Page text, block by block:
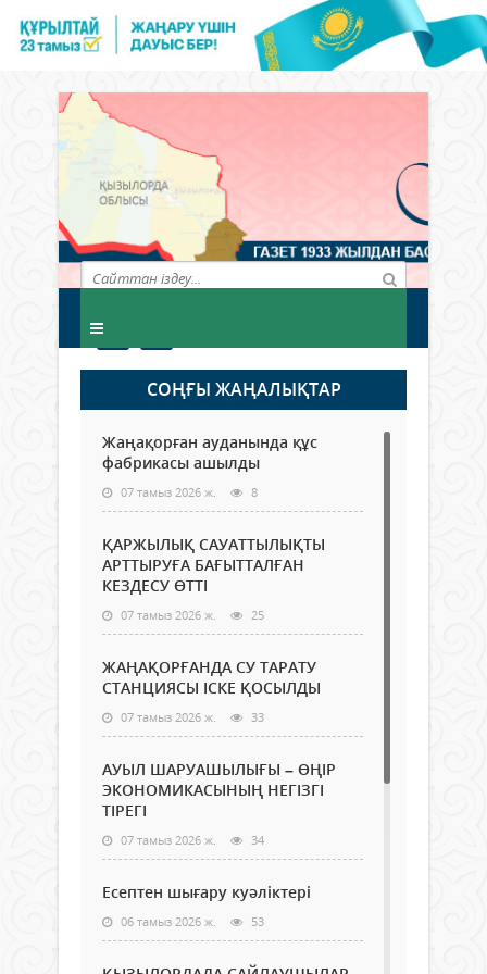
СОҢҒЫ ЖАҢАЛЫҚТАР
Жаңақорған ауданында құс
фабрикасы ашылды
07 тамыз 2026 ж. 8
ҚАРЖЫЛЫҚ САУАТТЫЛЫҚТЫ
АРТТЫРУҒА БАҒЫТТАЛҒАН
КЕЗДЕСУ ӨТТІ
07 тамыз 2026 ж. 25
ЖАҢАҚОРҒАНДА СУ ТАРАТУ
СТАНЦИЯСЫ ІСКЕ ҚОСЫЛДЫ
07 тамыз 2026 ж. 33
АУЫЛ ШАРУАШЫЛЫҒЫ – ӨҢІР
ЭКОНОМИКАСЫНЫҢ НЕГІЗГІ
ТІРЕГІ
07 тамыз 2026 ж. 34
Есептен шығару куәліктері
06 тамыз 2026 ж. 53